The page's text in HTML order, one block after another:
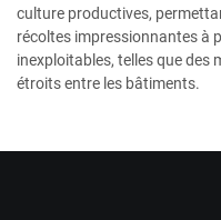
culture productives,
récoltes impressionnantes à
inexploitables, telles que des
étroits entre les bâtiments.